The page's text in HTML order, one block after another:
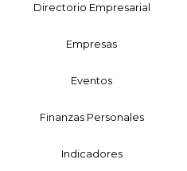
Directorio Empresarial
Empresas
Eventos
Finanzas Personales
Indicadores